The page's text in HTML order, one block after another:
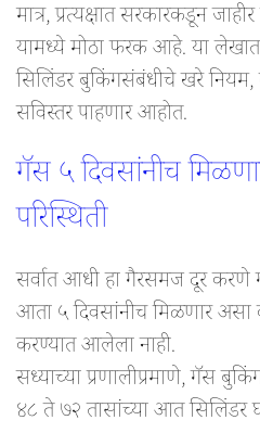
मात्र, प्रत्यक्षात सरकारकडून
यामध्ये मोठा फरक आहे. या
सिलिंडर बुकिंगसंबंधीचे खरे
सविस्तर पाहणार आहोत.
गॅस ५ दिवसांनीच
परिस्थिती
सर्वात आधी हा गैरसमज दूर
आता ५ दिवसांनीच मिळणार
करण्यात आलेला नाही.
सध्याच्या प्रणालीप्रमाणे, गॅस
४८ ते ७२ तासांच्या आत सिलिंडर